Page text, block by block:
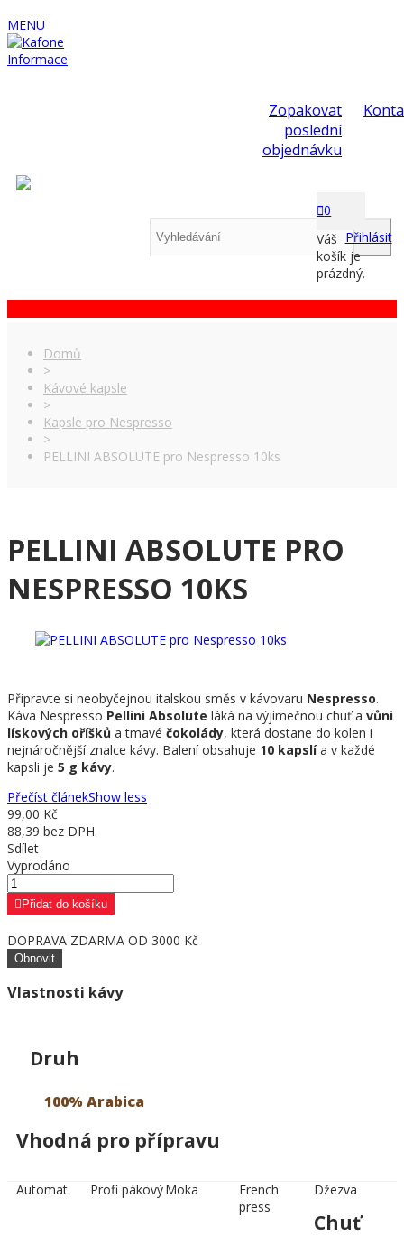
MENU
Informace
Zopakovat
poslední
objednávku
0
Váš
košík je
prázdný.
Přihlásit
Domů
>
Kávové kapsle
>
Kapsle pro Nespresso
>
PELLINI ABSOLUTE pro Nespresso 10ks
PELLINI ABSOLUTE PRO
NESPRESSO 10KS
Připravte si neobyčejnou italskou směs v kávovaru Nespresso.
Káva Nespresso Pellini Absolute láká na výjimečnou chuť a vůni
lískových oříšků a tmavé čokolády, která dostane do kolen i
nejnáročnější znalce kávy. Balení obsahuje 10 kapslía v každé
kapsli je 5 g kávy.
Přečíst článekShow less
99,00 Kč
88,39 bez DPH.
Sdílet
Vyprodáno
Přidat do košíku
DOPRAVA ZDARMA OD 3000 Kč
Vlastnosti kávy
Druh
100% Arabica
Vhodná pro přípravu
Automat Profi pákovýMoka
French
press
Džezva
Chuť